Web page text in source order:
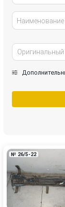
Наименование
№ 26/5-22